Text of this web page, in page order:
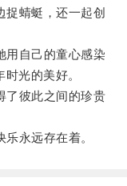
蜻蜓，还一起创
自己的童心感染
光的美好。
彼此之间的珍贵
永远存在着。